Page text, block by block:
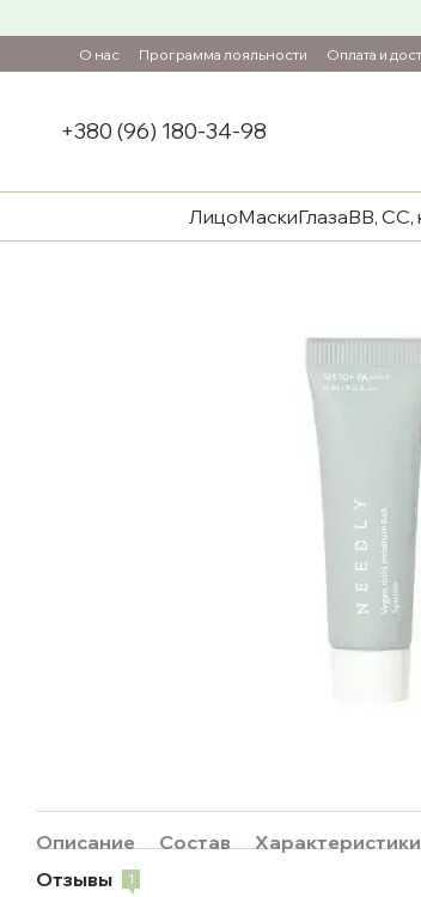
О нас Программа лояльности Оплата и
+380 (96) 180-34-98
ЛицоМаскиГлазаВВ, СС,
Описание Состав
Характеристики
Отзывы
1